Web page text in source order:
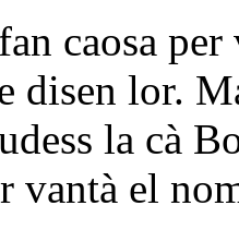
caosa per
disen lor.
la cà
vantà el